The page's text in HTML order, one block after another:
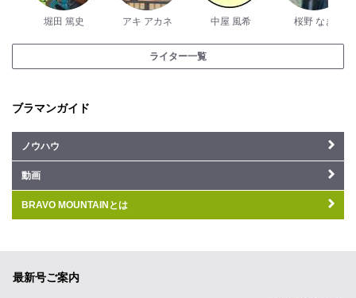
堀田 篤史 アキ アカネ 中屋 風希 桜野 なぎ
ライター一覧
ブラマンガイド
ノウハウ
動画
BRAVO MOUNTAINとは
最新号ご案内